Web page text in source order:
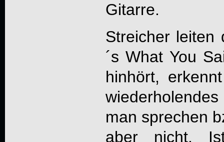
Gitarre.
Streicher leiten
´s What You
hinhört,
man sprechen
aber nicht.